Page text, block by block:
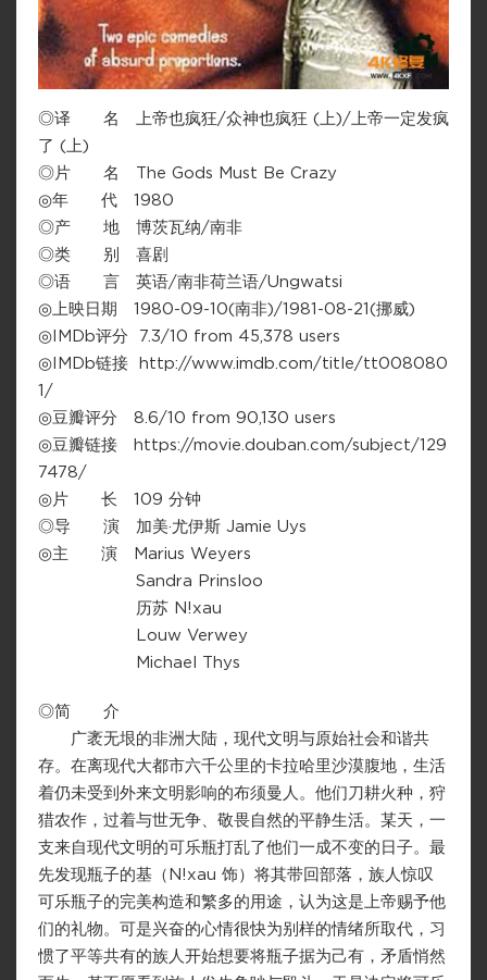
◎译 名 上帝也疯狂/众神也疯狂 (上)/上帝一定发疯
了 (上)
◎片 名 The Gods Must Be Crazy
◎年 代 1980
◎产 地 博茨瓦纳/南非
◎类 别 喜剧
◎语 言 英语/南非荷兰语/Ungwatsi
◎上映日期 1980-09-10(南非)/1981-08-21(挪威)
◎IMDb评分 7.3/10 from 45,378 users
◎IMDb链接 http://www.imdb.com/title/tt008080
1/
◎豆瓣评分 8.6/10 from 90,130 users
◎豆瓣链接 https://movie.douban.com/subject/129
7478/
◎片 长 109 分钟
◎导 演 加美·尤伊斯 Jamie Uys
◎主 演 Marius Weyers
Sandra Prinsloo
历苏 N!xau
Louw Verwey
Michael Thys
◎简 介
广袤无垠的非洲大陆，现代文明与原始社会和谐共
存。在离现代大都市六千公里的卡拉哈里沙漠腹地，生活
着仍未受到外来文明影响的布须曼人。他们刀耕火种，狩
猎农作，过着与世无争、敬畏自然的平静生活。某天，一
支来自现代文明的可乐瓶打乱了他们一成不变的日子。最
先发现瓶子的基（N!xau 饰）将其带回部落，族人惊叹
可乐瓶子的完美构造和繁多的用途，认为这是上帝赐予他
们的礼物。可是兴奋的心情很快为别样的情绪所取代，习
惯了平等共有的族人开始想要将瓶子据为己有，矛盾悄然